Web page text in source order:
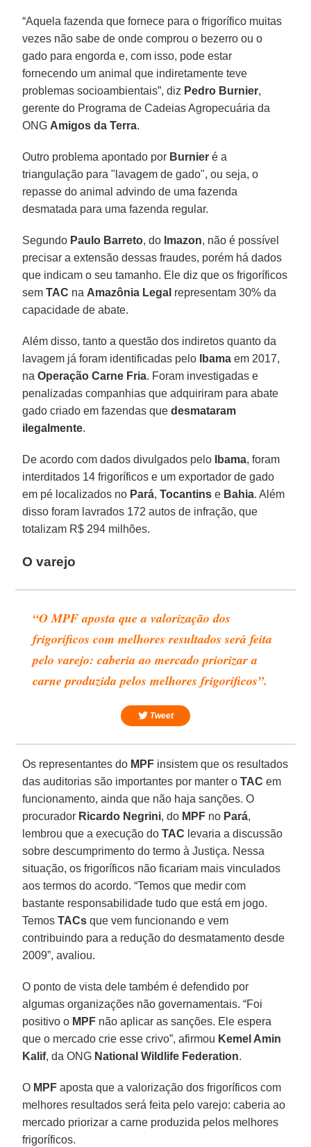
“Aquela fazenda que fornece para o frigorífico muitas
vezes não sabe de onde comprou o bezerro ou o
gado para engorda e, com isso, pode estar
fornecendo um animal que indiretamente teve
problemas socioambientais”, diz Pedro Burnier,
gerente do Programa de Cadeias Agropecuária da
ONG Amigos da Terra.
Outro problema apontado por Burnier é a
triangulação para "lavagem de gado", ou seja, o
repasse do animal advindo de uma fazenda
desmatada para uma fazenda regular.
Segundo Paulo Barreto, do Imazon, não é possível
precisar a extensão dessas fraudes, porém há dados
que indicam o seu tamanho. Ele diz que os frigoríficos
semTAC na Amazônia Legal representam 30% da
capacidade de abate.
Além disso, tanto a questão dos indiretos quanto da
lavagem já foram identificadas pelo
Ibama em 2017,
naOperação Carne Fria. Foram investigadas e
penalizadas companhias que adquiriram para abate
gado criado em fazendas quedesmataram
ilegalmente.
De acordo com dados divulgados pelo Ibama, foram
interditados 14 frigoríficos e um exportador de gado
em pé localizados no Pará,Tocantins e Bahia. Além
disso foram lavrados 172 autos de infração, que
totalizam R$ 294 milhões.
O varejo
“O MPF aposta que a valorização dos
frigoríficos com melhores resultados será feita
pelo varejo: caberia ao mercado priorizar a
carne produzida pelos melhores frigoríficos”.
Tweet
Os representantes do MPF insistem que os resultados
das auditorias são importantes por manter oTAC em
funcionamento, ainda que não haja sanções. O
procurador Ricardo Negrini, do MPF no Pará,
lembrou que a execução doTAC levaria a discussão
sobre descumprimento do termo à Justiça. Nessa
situação, os frigoríficos não ficariam mais vinculados
aos termos do acordo. “Temos que medir com
bastante responsabilidade tudo que está em jogo.
TemosTACs que vem funcionando e vem
contribuindo para a redução do desmatamento desde
2009”, avaliou.
O ponto de vista dele também é defendido por
algumas organizações não governamentais. “Foi
positivo o MPF não aplicar as sanções. Ele espera
que o mercado crie esse crivo”, afirmou Kemel Amin
Kalif, da ONG National Wildlife Federation.
O MPF aposta que a valorização dos frigoríficos com
melhores resultados será feita pelo varejo: caberia ao
mercado priorizar a carne produzida pelos melhores
frigoríficos.